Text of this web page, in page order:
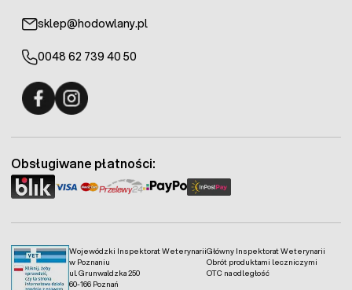
sklep@hodowlany.pl
0048 62 739 40 50
Wojewódzki Inspektorat Weterynarii
w Poznaniu
ul. Grunwaldzka 250
60-166 Poznań
Główny Inspektorat Weterynarii
Obrót produktami leczniczymi
OTC na odległość
Obsługiwane płatności: